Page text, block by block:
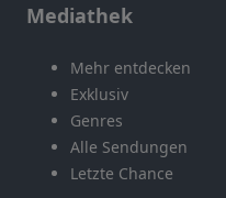
Mediathek
Mehr entdecken
Exklusiv
Genres
Alle Sendungen
Letzte Chance